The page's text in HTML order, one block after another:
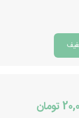
تومان